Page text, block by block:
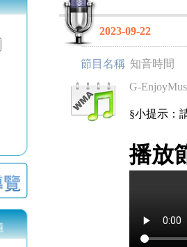
2023-09-22
節目名稱 知音時間
G-
§小提示：
播放